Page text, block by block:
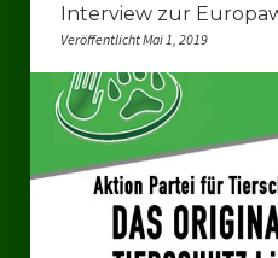
Kreisverband Oberhausen
Landesverbände
Landesverband Nordrhein-
Landesverband Thüringen
Interview zur
Veröffentlicht Mai 1, 2019